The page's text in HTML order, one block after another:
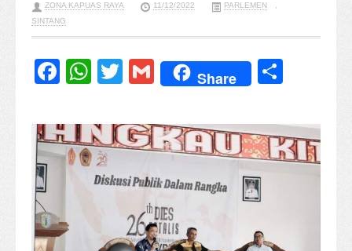
ZONA KAPUAS RAYA 11/12/2022 PARLEMEN
SINTANG
Facebook
WhatsApp
TwitterGmail
Share